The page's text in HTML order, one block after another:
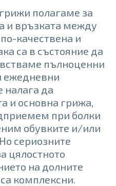
полагаме за
и връзката между
качествена и
са в състояние да
пълноценни
ежедневни
налага да
и основна грижа,
при болки
обувките и/или
сериозните
цялостното
на долните
комплексни.